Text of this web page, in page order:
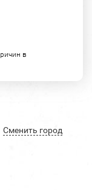
в
Cменить город